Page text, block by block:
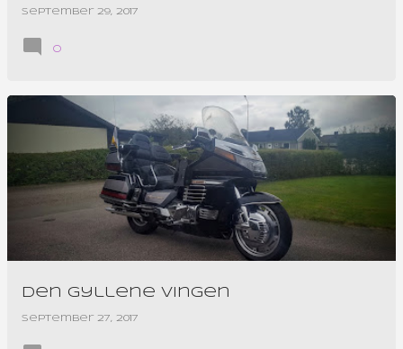
september 29, 2017
0
Den Gyllene Vingen
september 27, 2017